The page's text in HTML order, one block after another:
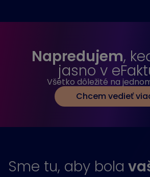
Napredujem,
jasno v
Všetko dôležité na
Chcem vedieť
Sme tu, aby bola